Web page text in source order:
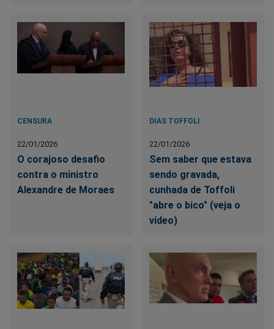
CENSURA
22/01/2026
O corajoso desafio
contra o ministro
Alexandre de Moraes
DIAS TOFFOLI
22/01/2026
Sem saber que estava
sendo gravada,
cunhada de Toffoli
"abre o bico" (veja o
vídeo)